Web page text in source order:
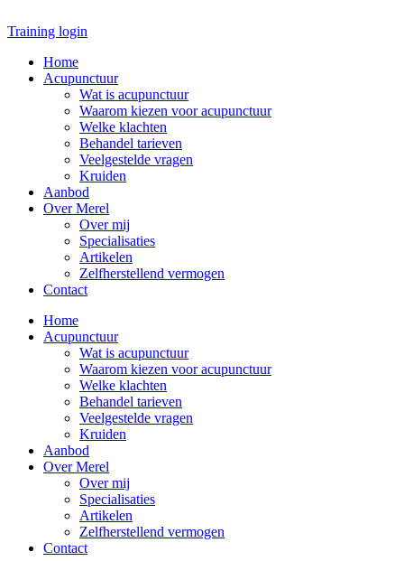
naar
inhoud
Training login
Home
Acupunctuur
Wat is acupunctuur
Waarom kiezen voor acupunctuur
Welke klachten
Behandel tarieven
Veelgestelde vragen
Kruiden
Aanbod
Over Merel
Over mij
Specialisaties
Artikelen
Zelfherstellend vermogen
Contact
Home
Acupunctuur
Wat is acupunctuur
Waarom kiezen voor acupunctuur
Welke klachten
Behandel tarieven
Veelgestelde vragen
Kruiden
Aanbod
Over Merel
Over mij
Specialisaties
Artikelen
Zelfherstellend vermogen
Contact